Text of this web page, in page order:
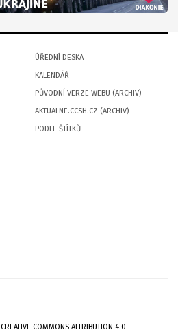
ÚŘEDNÍ DESKA
KALENDÁŘ
PŮVODNÍ VERZE WEBU (ARCHIV)
AKTUALNE.CCSH.CZ (ARCHIV)
PODLE ŠTÍTKŮ
CREATIVE COMMONS ATTRIBUTION 4.0